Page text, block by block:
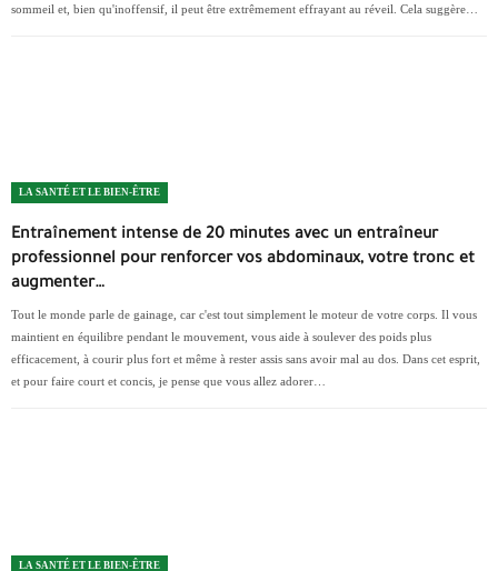
sommeil et, bien qu'inoffensif, il peut être extrêmement effrayant au réveil. Cela suggère…
LA SANTÉ ET LE BIEN-ÊTRE
Entraînement intense de 20 minutes avec un entraîneur
professionnel pour renforcer vos abdominaux, votre tronc et
augmenter…
Tout le monde parle de gainage, car c'est tout simplement le moteur de votre corps. Il vous
maintient en équilibre pendant le mouvement, vous aide à soulever des poids plus
efficacement, à courir plus fort et même à rester assis sans avoir mal au dos. Dans cet esprit,
et pour faire court et concis, je pense que vous allez adorer…
LA SANTÉ ET LE BIEN-ÊTRE